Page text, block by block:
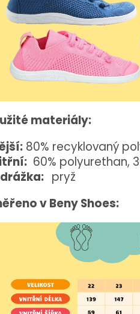
materiály:
80% recyklovaný
60% polyurethan,
pryž
v Beny Shoes: